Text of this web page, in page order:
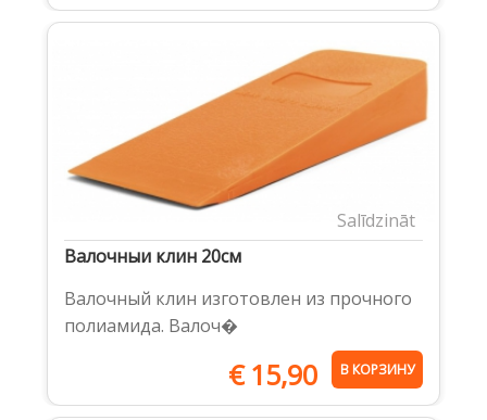
Salīdzināt
Валочныи клин 20cм
Валочный клин изготовлен из прочного
полиамида. Валоч�
€15,90 В КОРЗИНУ